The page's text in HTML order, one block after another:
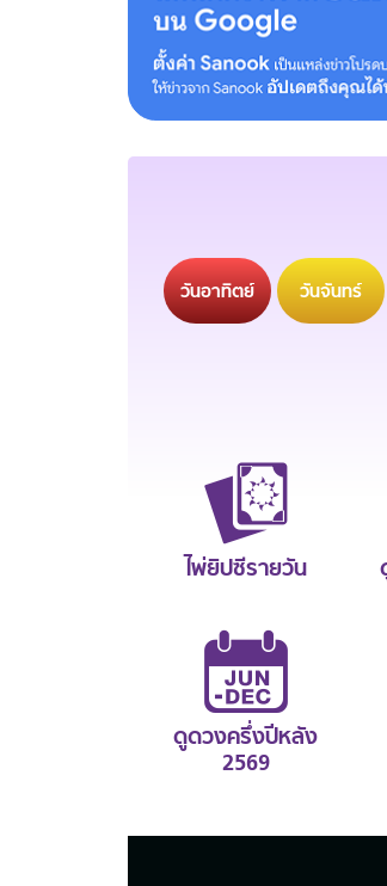
วันอาทิตย์ วันจันทร์
ไพ่ยิปซีรายวัน
ดูดวงครึ่งปีหลัง
2569